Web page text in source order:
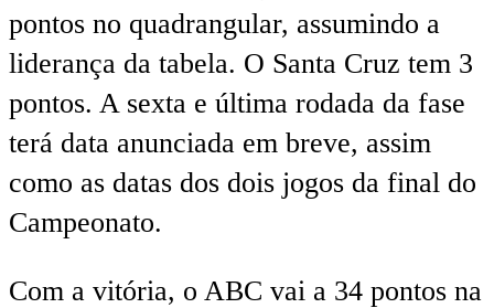
pontos no quadrangular, assumindo a
liderança da tabela. O Santa Cruz tem 3
pontos. A sexta e última rodada da fase
terá data anunciada em breve, assim
como as datas dos dois jogos da final do
Campeonato.
Com a vitória, o ABC vai a 34 pontos na